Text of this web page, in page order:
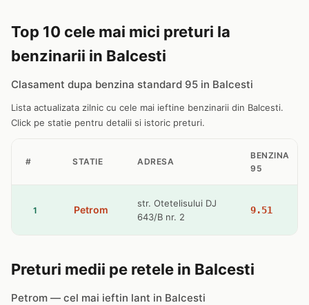
Top 10 cele mai mici preturi la
benzinarii in Balcesti
Clasament dupa benzina standard 95 in Balcesti
Lista actualizata zilnic cu cele mai ieftine benzinarii din Balcesti.
Click pe statie pentru detalii si istoric preturi.
# STATIE ADRESA
BENZINA
95
1 Petrom
str. Otetelisului DJ
643/B nr. 2
9.51
Preturi medii pe retele in Balcesti
Petrom — cel mai ieftin lant in Balcesti